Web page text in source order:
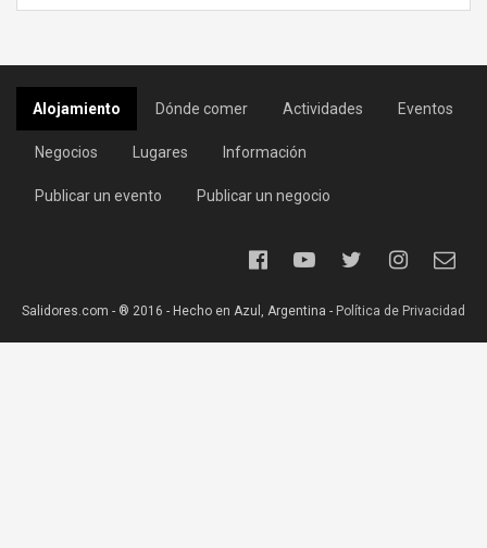
Alojamiento Dónde comer Actividades Eventos
Negocios Lugares Información
Publicar un evento Publicar un negocio
Salidores.com - ® 2016 - Hecho en Azul, Argentina - Política de Privacidad